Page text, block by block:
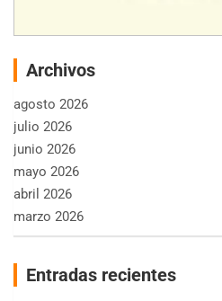
Archivos
agosto 2026
julio 2026
junio 2026
mayo 2026
abril 2026
marzo 2026
Entradas recientes